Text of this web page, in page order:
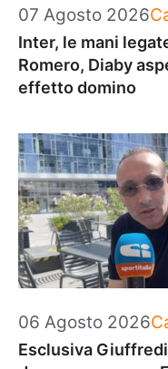
07 Agosto 2026
Inter, le mani
Romero, Diaby
effetto domino
06 Agosto 2026
Esclusiva